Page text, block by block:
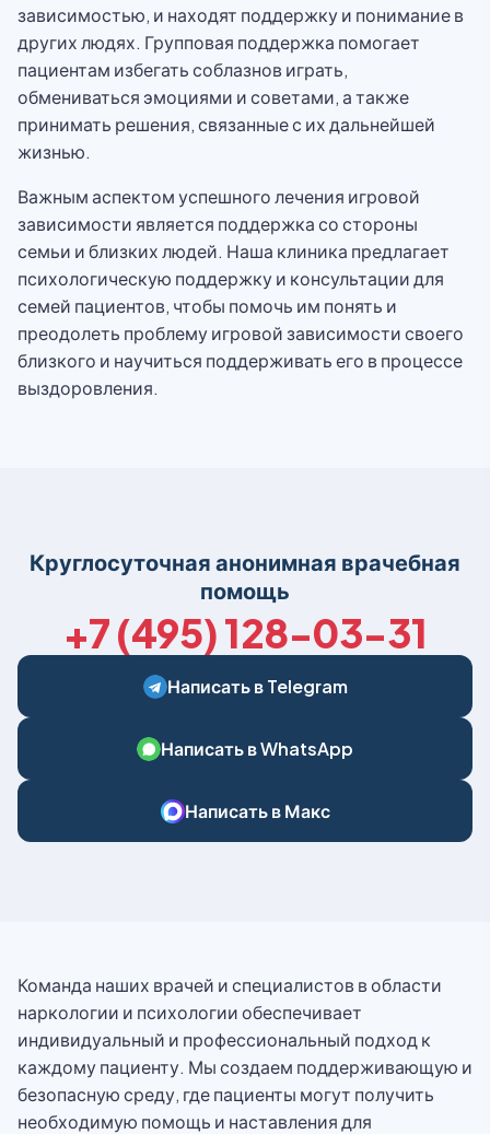
зависимостью, и находят поддержку и понимание в
других людях. Групповая поддержка помогает
пациентам избегать соблазнов играть,
обмениваться эмоциями и советами, а также
принимать решения, связанные с их дальнейшей
жизнью.
Важным аспектом успешного лечения игровой
зависимости является поддержка со стороны
семьи и близких людей. Наша клиника предлагает
психологическую поддержку и консультации для
семей пациентов, чтобы помочь им понять и
преодолеть проблему игровой зависимости своего
близкого и научиться поддерживать его в процессе
выздоровления.
Круглосуточная анонимная врачебная
помощь
+7 (495) 128-03-31
Написать в Telegram
Написать в WhatsApp
Написать в Макс
Команда наших врачей и специалистов в области
наркологии и психологии обеспечивает
индивидуальный и профессиональный подход к
каждому пациенту. Мы создаем поддерживающую и
безопасную среду, где пациенты могут получить
необходимую помощь и наставления для